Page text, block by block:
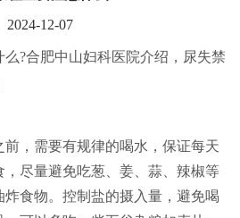
2024-12-07
?合肥中山妇科医院介绍，尿失禁
，需要有规律的喝水，保证每天
尽量避免吃葱、姜、蒜、辣椒等
食物。控制盐的摄入量，避免喝